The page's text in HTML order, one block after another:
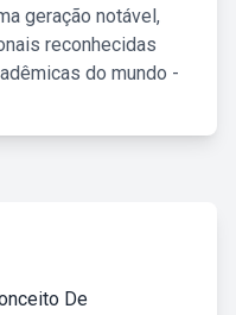
geração notável,
reconhecidas
do mundo -
De